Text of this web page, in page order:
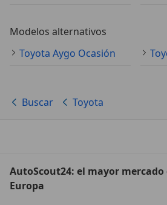
Modelos alternativos
Toyota Aygo Ocasión
Buscar Toyota
AutoScout24: el mayor
Europa